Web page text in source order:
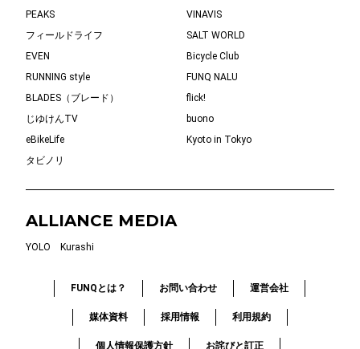
PEAKS
VINAVIS
フィールドライフ
SALT WORLD
EVEN
Bicycle Club
RUNNING style
FUNQ NALU
BLADES（ブレード）
flick!
じゆけんTV
buono
eBikeLife
Kyoto in Tokyo
タビノリ
ALLIANCE MEDIA
YOLO Kurashi
FUNQとは？ お問い合わせ 運営会社
媒体資料 採用情報 利用規約
個人情報保護方針 お詫びと訂正